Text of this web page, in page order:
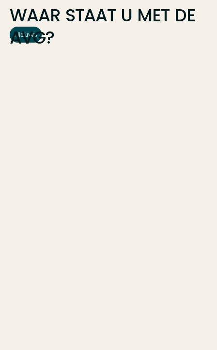
WAAR STAAT U MET DE
AVG?
Nieuws